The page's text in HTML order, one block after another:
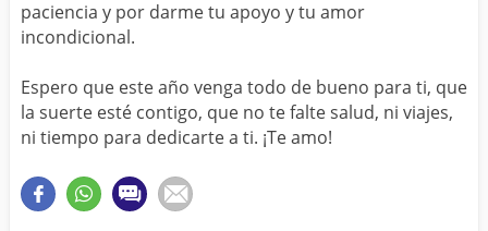
NOVIA
ESPOSO
PAPA
TIA
CUÑADA
ALGUIEN ESPECIAL
TODAS LAS CATEGORÍAS
paciencia y por darme tu apoyo y tu amor
incondicional.
Espero que este año venga todo de bueno para ti, que
la suerte esté contigo, que no te falte salud, ni viajes,
ni tiempo para dedicarte a ti. ¡Te amo!